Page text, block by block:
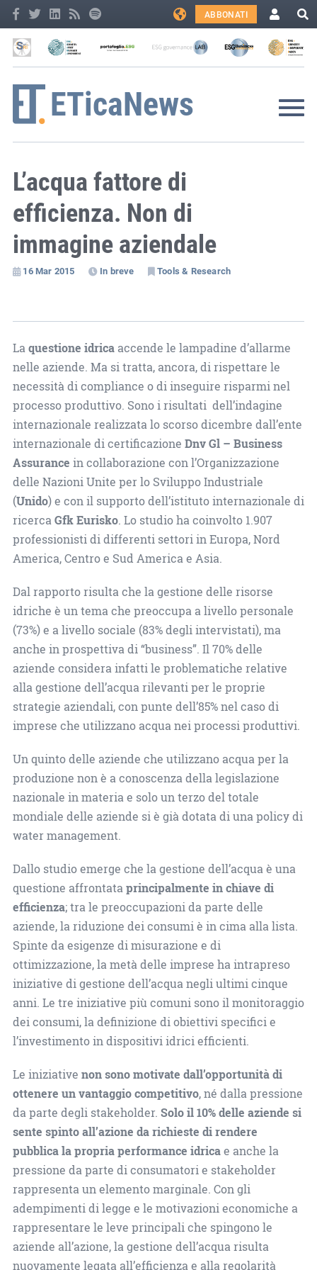
ABBONATI
L’acqua fattore di
efficienza. Non di
immagine aziendale
16 Mar 2015 In breve Tools & Research
Laquestione idricaaccende le lampadine d’allarme
nelle aziende. Ma si tratta, ancora, di rispettare le
necessità di compliance o di inseguire risparmi nel
processo produttivo. Sono i risultati dell’indagine
internazionale realizzata lo scorso dicembre dall’ente
internazionale di certificazione Dnv Gl – Business
Assurance in collaborazione con l’Organizzazione
delle Nazioni Unite per lo Sviluppo Industriale
(Unido) e con il supporto dell’istituto internazionale di
ricercaGfk Eurisko. Lo studio ha coinvolto 1.907
professionisti di differenti settori in Europa, Nord
America, Centro e Sud America e Asia.
Dal rapporto risulta che la gestione delle risorse
idriche è un tema che preoccupa a livello personale
(73%) e a livello sociale (83% degli intervistati), ma
anche in prospettiva di “business”. Il 70% delle
aziende considera infatti le problematiche relative
alla gestione dell’acqua rilevanti per le proprie
strategie aziendali, con punte dell’85% nel caso di
imprese che utilizzano acqua nei processi produttivi.
Un quinto delle aziende che utilizzano acqua per la
produzione non è a conoscenza della legislazione
nazionale in materia e solo un terzo del totale
mondiale delle aziende si è già dotata di una policy di
water management.
Dallo studio emerge che la gestione dell’acqua è una
questione affrontataprincipalmente in chiave di
efficienza; tra le preoccupazioni da parte delle
aziende, la riduzione dei consumi è in cima alla lista.
Spinte da esigenze di misurazione e di
ottimizzazione, la metà delle imprese ha intrapreso
iniziative di gestione dell’acqua negli ultimi cinque
anni. Le tre iniziative più comuni sono il monitoraggio
dei consumi, la definizione di obiettivi specifici e
l’investimento in dispositivi idrici efficienti.
Le iniziative non sono motivate dall’opportunità di
ottenere un vantaggio competitivo, né dalla pressione
da parte degli stakeholder. Solo il 10% delle aziende si
sente spinto all’azione da richieste di rendere
pubblica la propria performance idricae anche la
pressione da parte di consumatori e stakeholder
rappresenta un elemento marginale. Con gli
adempimenti di legge e le motivazioni economiche a
rappresentare le leve principali che spingono le
aziende all’azione, la gestione dell’acqua risulta
nuovamente legata all’efficienza e alla regolarità